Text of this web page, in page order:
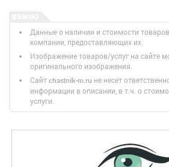
Данные о наличии и стоимости
компании, предоставляющих их.
Изображение товаров/услуг на сайте
оригинального изображения.
Сайт chastnik-m.ru не несет
информации в описании, в т.ч. о
услуги.